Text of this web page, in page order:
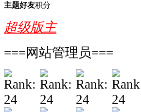
主题好友积分
超级版主
===网站管理员===